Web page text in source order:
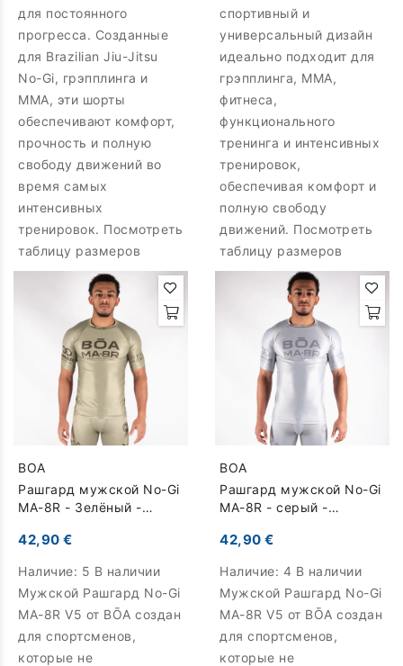
для постоянного
прогресса. Созданные
для Brazilian Jiu-Jitsu
No-Gi, грэпплинга и
MMA, эти шорты
обеспечивают комфорт,
прочность и полную
свободу движений во
время самых
интенсивных
тренировок. Посмотреть
таблицу размеров
спортивный и
универсальный дизайн
идеально подходит для
грэпплинга, MMA,
фитнеса,
функционального
тренинга и интенсивных
тренировок,
обеспечивая комфорт и
полную свободу
движений. Посмотреть
таблицу размеров
BOA
Рашгард мужской No-Gi
MA-8R - Зелёный -
42,90 €
Наличие: 5 В наличии
Мужской Рашгард No-Gi
MA-8R V5 от BŌA создан
для спортсменов,
которые не
BOA
Рашгард мужской No-Gi
MA-8R - серый -
42,90 €
Наличие: 4 В наличии
Мужской Рашгард No-Gi
MA-8R V5 от BŌA создан
для спортсменов,
которые не